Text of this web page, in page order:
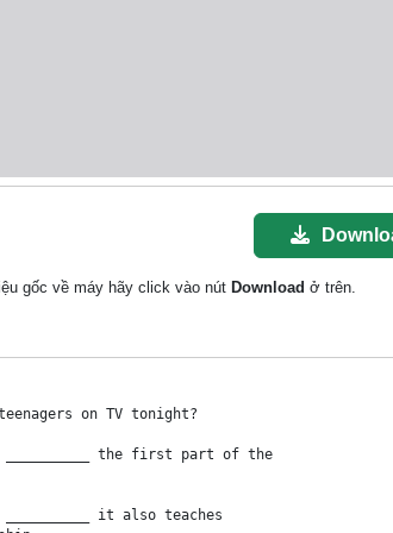
gốc về máy hãy click vào nút Download ở trên.
on TV tonight?
the first part of the
it also teaches